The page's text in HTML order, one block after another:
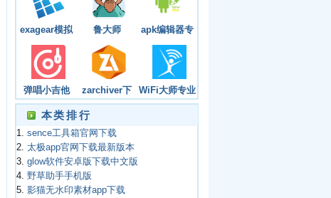
exagear模拟
器官网安卓最
新版2023
鲁大师
apk编辑器专
业版最新版本
弹唱小吉他
app下载安装
免费版
zarchiver下
载旧版本官网
WiFi大师专业
版
本类排行
1. sence工具箱官网下载
2. 太极app官网下载最新版本
3. glow软件安卓版下载中文版
4.
野草助手手机版
5. 影猫无水印素材app下载